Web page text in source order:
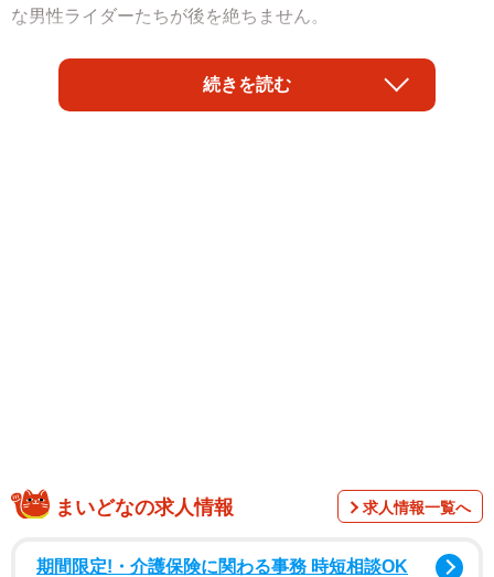
な男性ライダーたちが後を絶ちません。
バイク歴約10年の20代女性「つぐみ」さんも先日、ある
道の駅で中高年ライダー4人に取り囲まれる被害にあいまし
続きを読む
まいどなの求人情報 求人情報一覧へ
期間限定!・介護保険に関わる事務 時短相談OK